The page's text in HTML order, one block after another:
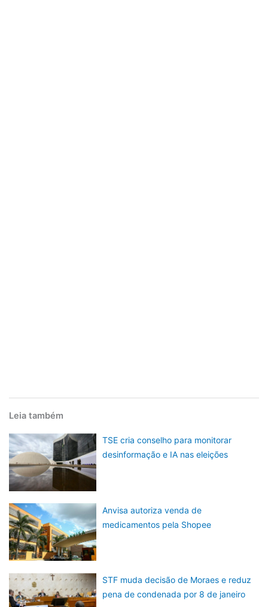
Leia também
TSE cria conselho para monitorar
desinformação e IA nas eleições
Anvisa autoriza venda de
medicamentos pela Shopee
STF muda decisão de Moraes e reduz
pena de condenada por 8 de janeiro